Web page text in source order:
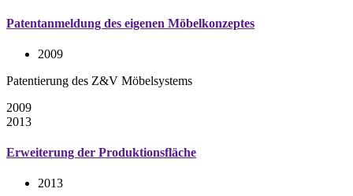
Patentanmeldung des eigenen Möbelkonzeptes
2009
Patentierung des Z&V Möbelsystems
2009
2013
Erweiterung der Produktionsfläche
2013